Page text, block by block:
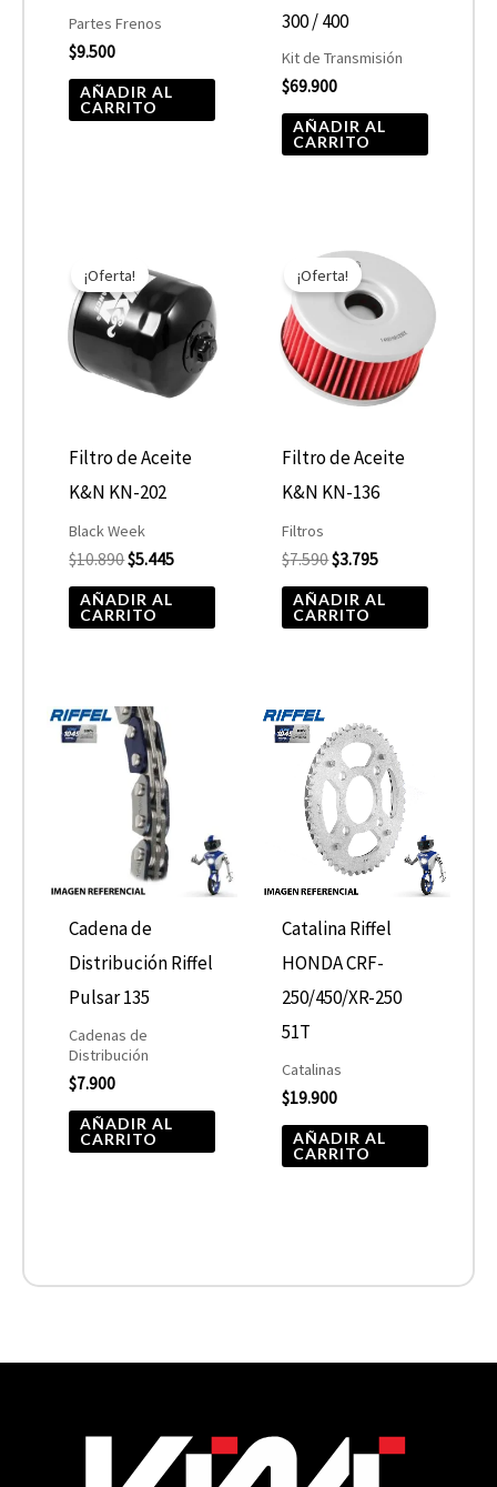
Partes Frenos
$9.500
AÑADIR AL
CARRITO
300 / 400
Kit de Transmisión
$69.900
AÑADIR AL
CARRITO
¡Oferta!
Filtro de Aceite
K&N KN-202
Black Week
$10.890
original
era:
$10.890.
$5.445
actual
es:
$5.445.
AÑADIR AL
CARRITO
¡Oferta!
Filtro de Aceite
K&N KN-136
Filtros
$7.590
precio
original
era:
$7.590.
$3.795
precio
actual
es:
$3.795.
AÑADIR AL
CARRITO
Cadena de
Distribución Riffel
Pulsar 135
Cadenas de
Distribución
$7.900
AÑADIR AL
CARRITO
Catalina Riffel
HONDA CRF-
250/450/XR-250
51T
Catalinas
$19.900
AÑADIR AL
CARRITO